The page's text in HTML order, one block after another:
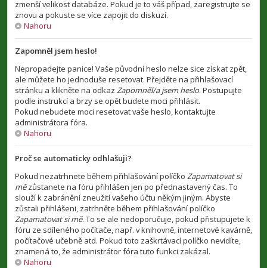
zmenší velikost databáze. Pokud je to váš případ, zaregistrujte se
znovu a pokuste se více zapojit do diskuzí.
Nahoru
Zapomněl jsem heslo!
Nepropadejte panice! Vaše původní heslo nelze sice získat zpět,
ale můžete ho jednoduše resetovat. Přejděte na přihlašovací
stránku a klikněte na odkaz Zapomněl/a jsem heslo. Postupujte
podle instrukcí a brzy se opět budete moci přihlásit.
Pokud nebudete moci resetovat vaše heslo, kontaktujte
administrátora fóra.
Nahoru
Proč se automaticky odhlašuji?
Pokud nezatrhnete během přihlašování políčko Zapamatovat si
mězůstanete na fóru přihlášen jen po přednastavený čas. To
slouží k zabránění zneužití vašeho účtu někým jiným. Abyste
zůstali přihlášeni, zatrhněte během přihlašování políčko
Zapamatovat si mě. To se ale nedoporučuje, pokud přistupujete k
fóru ze sdíleného počítače, např. v knihovně, internetové kavárně,
počítačové učebně atd. Pokud toto zaškrtávací políčko nevidíte,
znamená to, že administrátor fóra tuto funkci zakázal.
Nahoru